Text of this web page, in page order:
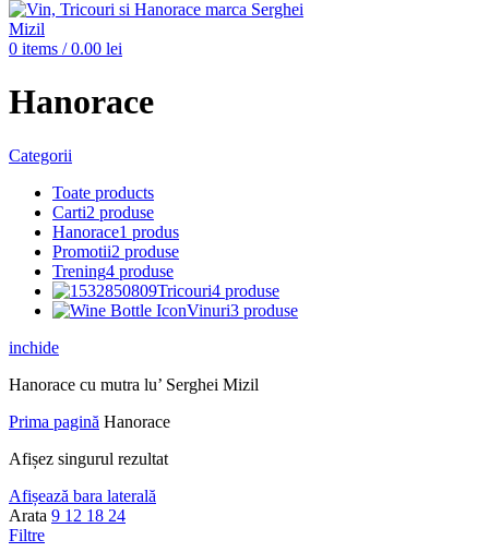
0 items / 0.00 lei
Hanorace
Categorii
Toate products
Carti2 produse
Hanorace1 produs
Promotii2 produse
Trening4 produse
Tricouri4 produse
Vinuri3 produse
inchide
Hanorace cu mutra lu’ Serghei Mizil
Prima pagină Hanorace
Afișez singurul rezultat
Afișează bara laterală
Arata 9 12 18 24
Filtre